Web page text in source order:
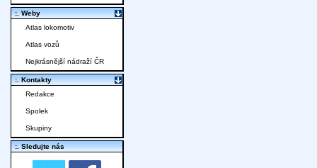
:. Weby
Atlas lokomotiv
Atlas vozů
Nejkrásnější nádraží ČR
:. Kontakty
Redakce
Spolek
Skupiny
:. Sledujte nás